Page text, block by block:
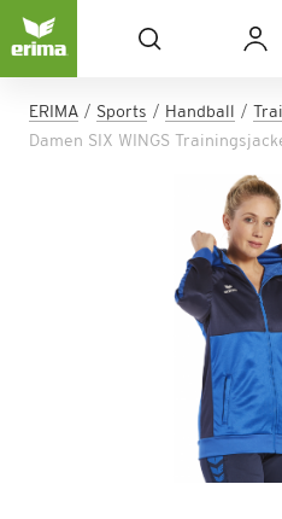
ERIMA Sports Handball
Damen SIX WINGS